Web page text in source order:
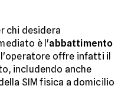
chi desidera
è l'abbattimento
l'operatore offre infatti il
includendo anche
SIM fisica a domicilio